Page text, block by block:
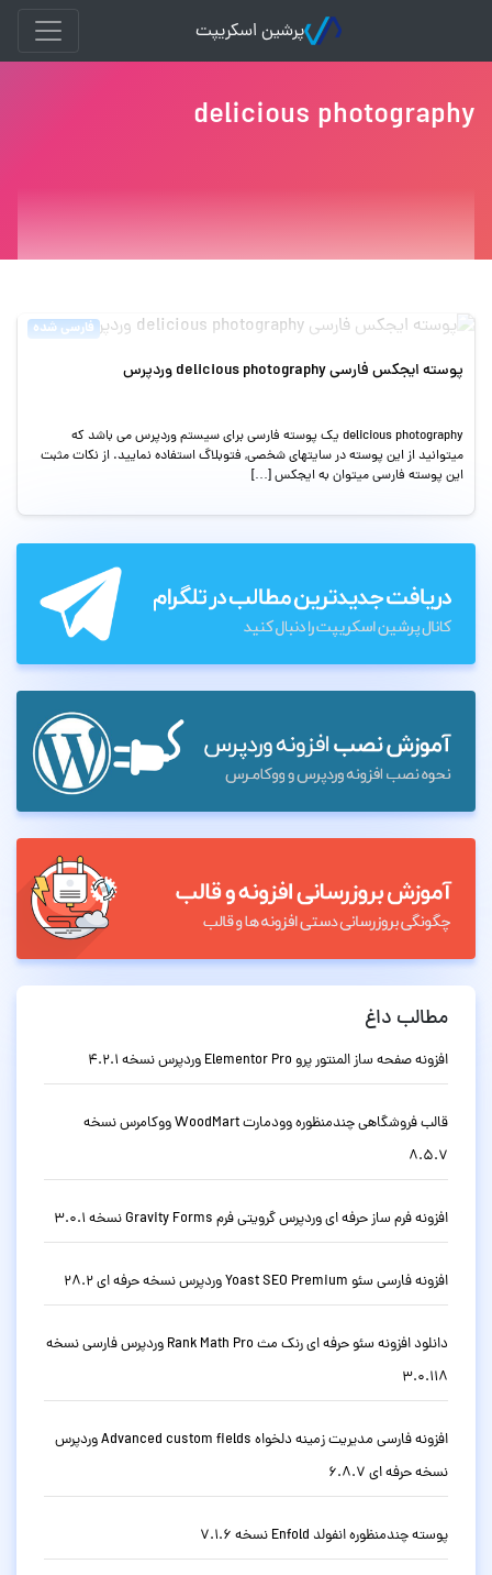
پرشین اسکریپت
delicious photography
فارسی شده
پوسته ایجکس فارسی delicious photography وردپرس
delicious photography یک پوسته فارسی برای سیستم وردپرس می باشد که
میتوانید از این پوسته در سایتهای شخصی, فتوبلاگ استفاده نمایید. از نکات مثبت
این پوسته فارسی میتوان به ایجکس […]
مطالب داغ
افزونه صفحه ساز المنتور پرو Elementor Pro وردپرس نسخه 4.2.1
قالب فروشگاهی چندمنظوره وودمارت WoodMart ووکامرس نسخه
8.5.7
افزونه فرم ساز حرفه ای وردپرس گرویتی فرم Gravity Forms نسخه 3.0.1
افزونه فارسی سئو Yoast SEO Premium وردپرس نسخه حرفه ای 28.2
دانلود افزونه سئو حرفه ای رنک مث Rank Math Pro وردپرس فارسی نسخه
3.0.118
افزونه فارسی مدیریت زمینه دلخواه Advanced custom fields وردپرس
نسخه حرفه ای 6.8.7
پوسته چندمنظوره انفولد Enfold نسخه 7.1.6